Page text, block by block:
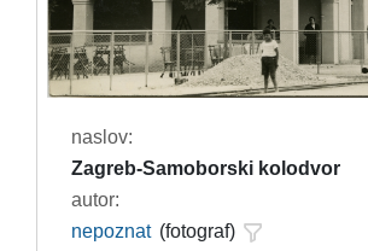
naslov:
Zagreb-Samoborski kolodvor
autor:
nepoznat (fotograf)